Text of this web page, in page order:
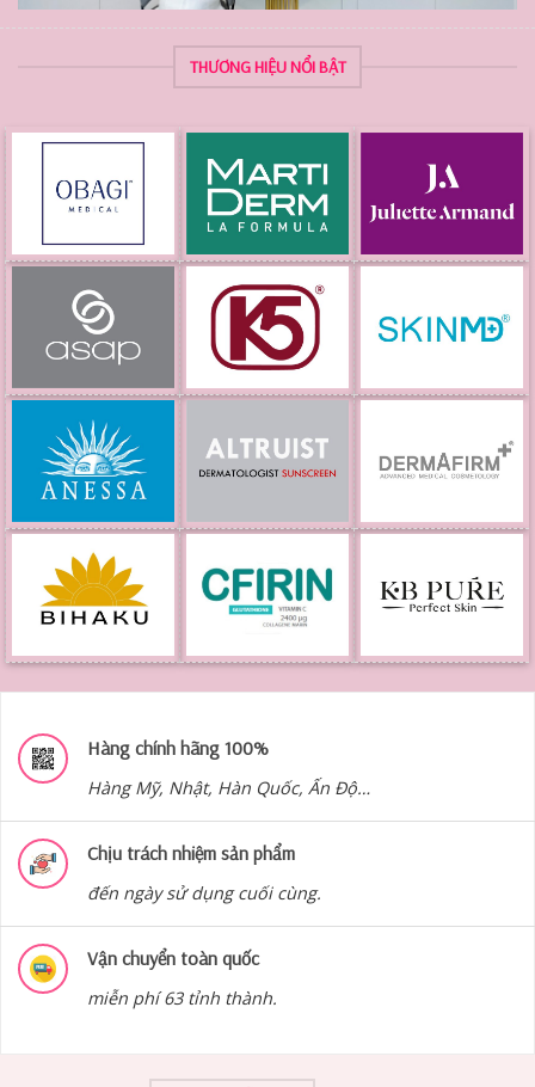
THƯƠNG HIỆU NỔI BẬT
Hàng chính hãng 100%
Hàng Mỹ, Nhật, Hàn Quốc, Ấn Độ…
Chịu trách nhiệm sản phẩm
đến ngày sử dụng cuối cùng.
Vận chuyển toàn quốc
miễn phí 63 tỉnh thành.